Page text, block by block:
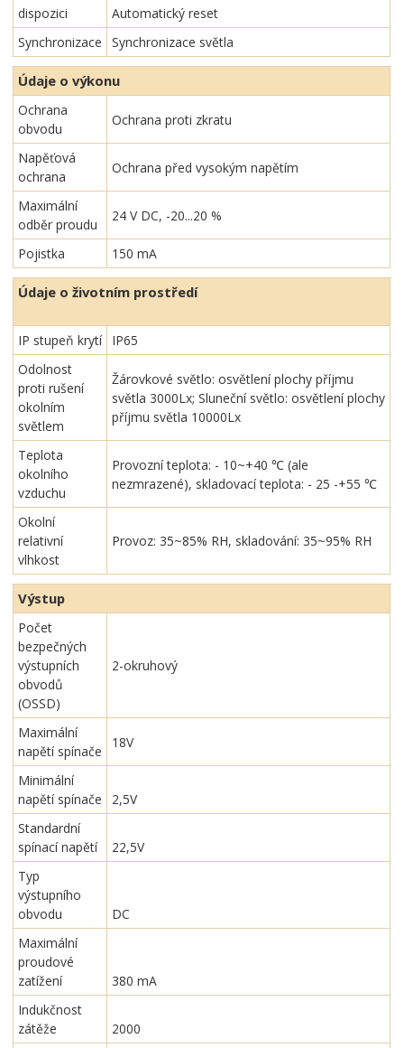
dispozici
Automatický reset
Synchronizace
Synchronizace světla
Údaje o výkonu
Ochrana
obvodu
Ochrana proti zkratu
Napěťová
ochrana
Ochrana před vysokým napětím
Maximální
odběr proudu
24 V DC, -20...20 %
Pojistka 150 mA
Údaje o životním prostředí
IP stupeň krytí
IP65
Odolnost
proti rušení
okolním
světlem
Žárovkové světlo: osvětlení plochy příjmu
světla 3000Lx; Sluneční světlo: osvětlení plochy
příjmu světla 10000Lx
Teplota
okolního
vzduchu
Provozní teplota: - 10~+40 ℃ (ale
nezmrazené), skladovací teplota: - 25 -+55 ℃
Okolní
relativní
vlhkost
Provoz: 35~85% RH, skladování: 35~95% RH
Výstup
Počet
bezpečných
výstupních
obvodů
(OSSD)
2-okruhový
Maximální
napětí spínače
18V
Minimální
napětí spínače
2,5V
Standardní
spínací napětí
22,5V
Typ
výstupního
obvodu
DC
Maximální
proudové
zatížení
380 mA
Indukčnost
zátěže
2000